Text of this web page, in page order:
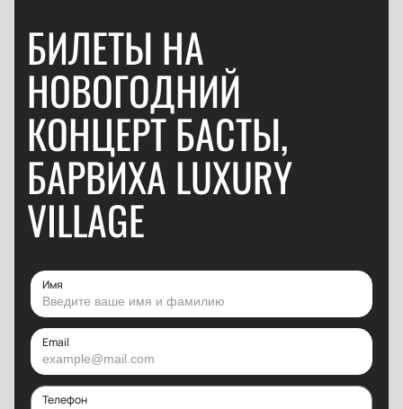
БИЛЕТЫ НА
НОВОГОДНИЙ
КОНЦЕРТ БАСТЫ,
БАРВИХА LUXURY
VILLAGE
Имя
Email
Телефон